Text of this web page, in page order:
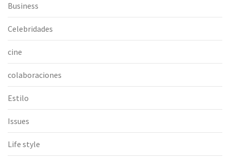
Business
Celebridades
cine
colaboraciones
Estilo
Issues
Life style